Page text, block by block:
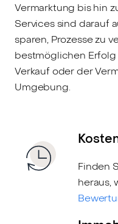
Vermarktung bis hin
Services sind darauf
sparen, Prozesse zu
bestmöglichen Erfolg
Verkauf oder der
Umgebung.
Finden
heraus,